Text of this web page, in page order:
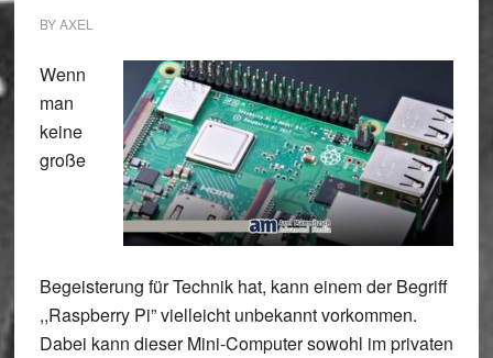
BYAXEL
Wenn
man
keine
große
Begeisterung für Technik hat, kann einem der Begriff
,,Raspberry Pi” vielleicht unbekannt vorkommen.
Dabei kann dieser Mini-Computer sowohl im privaten